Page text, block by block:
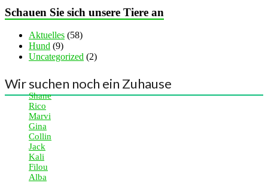
Schauen Sie sich unsere Tiere an
Aktuelles (58)
Hund (9)
Uncategorized (2)
Wir suchen noch ein Zuhause
Shane
Rico
Marvi
Gina
Collin
Jack
Kali
Filou
Alba